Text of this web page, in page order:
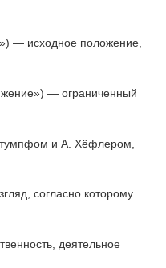
— исходное положение,
— ограниченный
и А. Хёфлером,
согласно которому
деятельное